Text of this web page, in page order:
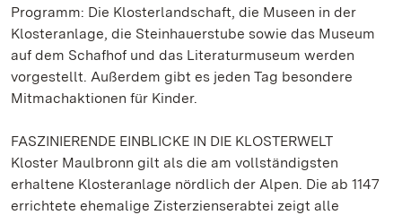
Programm: Die Klosterlandschaft, die Museen in der
Klosteranlage, die Steinhauerstube sowie das Museum
auf dem Schafhof und das Literaturmuseum werden
vorgestellt. Außerdem gibt es jeden Tag besondere
Mitmachaktionen für Kinder.
FASZINIERENDE EINBLICKE IN DIE KLOSTERWELT
Kloster Maulbronn gilt als die am vollständigsten
erhaltene Klosteranlage nördlich der Alpen. Die ab 1147
errichtete ehemalige Zisterzienserabtei zeigt alle